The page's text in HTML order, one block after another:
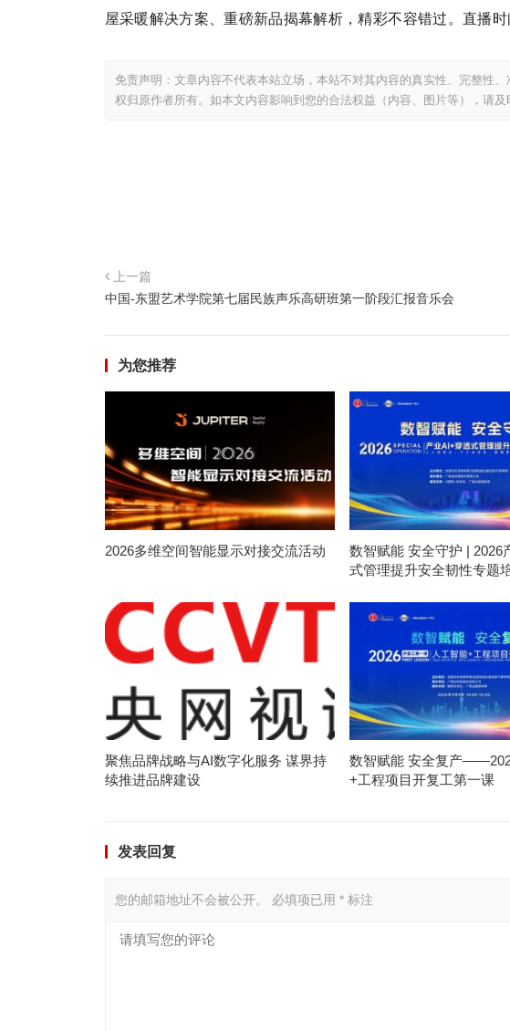
屋采暖解决方案、重磅新品揭幕解析，精彩不容错过。直播
免责声明：文章内容不代表本站立场，本站不对其内容的真实性、完整性
权归原作者所有。如本文内容影响到您的合法权益（内容、图片等），请及
上一篇
中国-东盟艺术学院第七届民族声乐高研班第一阶段汇报音乐会
为您推荐
2026多维空间智能显示对接交流活动
数智赋能 安全守护 | 2026
式管理提升安全韧性专题
聚焦品牌战略与AI数字化服务 谋界持
续推进品牌建设
数智赋能 安全复产
+工程项目开复工第一课
发表回复
您的邮箱地址不会被公开。 必填项已用 *标注